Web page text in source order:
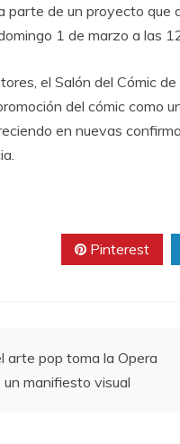
parte de un proyecto que
1 de marzo a las
el Salón del Cómic
del cómic como
en nuevas
Pinterest
arte pop toma la Opera
manifiesto visual